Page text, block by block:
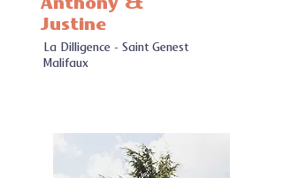
Anthony &
Justine
La Dilligence - Saint Genest
Malifaux